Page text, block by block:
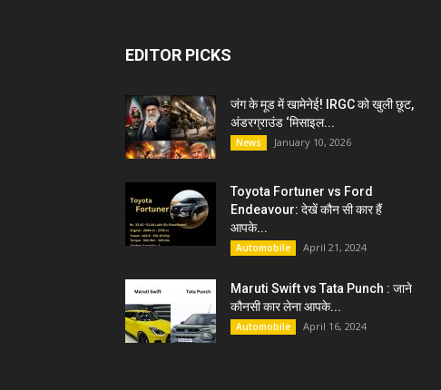
EDITOR PICKS
जंग के मूड में खामेनेई! IRGC को खुली छूट,
अंडरग्राउंड ‘मिसाइल...
News January 10, 2026
Toyota Fortuner vs Ford
Endeavour: देखें कौन सी कार हैं
आपके...
Automobile April 21, 2024
Maruti Swift vs Tata Punch : जाने
कौनसी कार लेना आपके...
Automobile April 16, 2024